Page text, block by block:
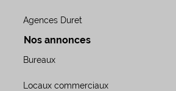
Agences Duret
Nos annonces
Bureaux
Locaux commerciaux